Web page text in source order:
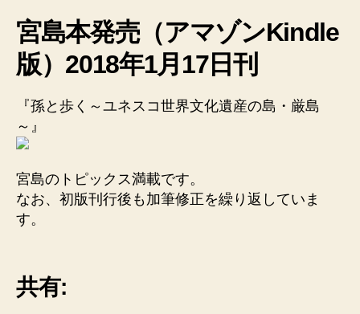
宮島本発売（アマゾンKindle
版）2018年1月17日刊
『孫と歩く～ユネスコ世界文化遺産の島・厳島
～』
宮島のトピックス満載です。
なお、初版刊行後も加筆修正を繰り返していま
す。
共有: